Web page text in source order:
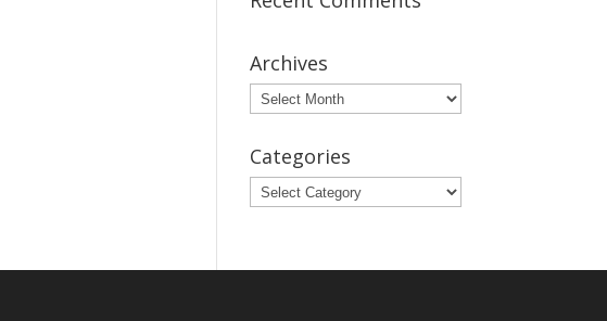
Archives
Archives
Categories
Categories